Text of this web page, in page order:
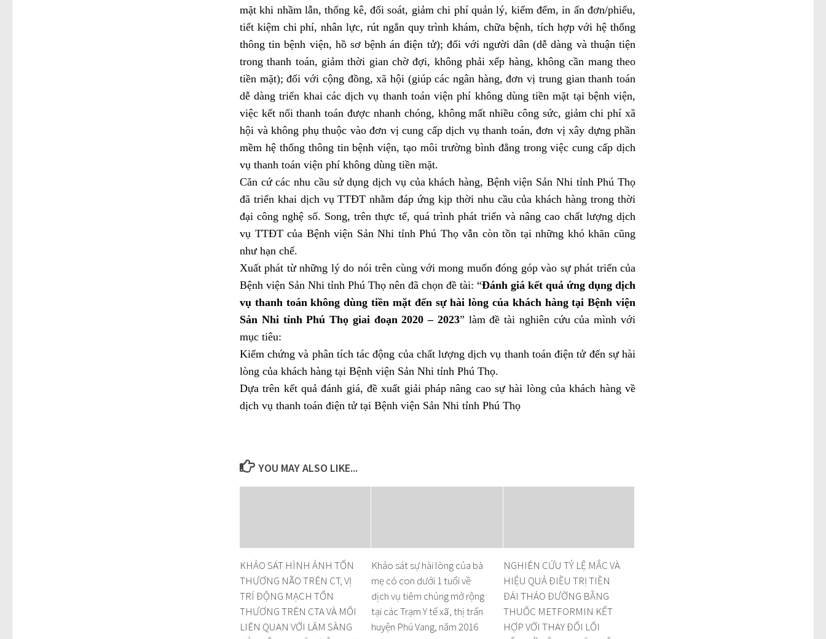
mặt khi nhầm lẫn, thống kê, đối soát, giảm chi phí quản lý, kiểm đếm, in ấn đơn/phiếu,
tiết kiệm chi phí, nhân lực, rút ngắn quy trình khám, chữa bệnh, tích hợp với hệ thống
thông tin bệnh viện, hồ sơ bệnh án điện tử); đối với người dân (dễ dàng và thuận tiện
trong thanh toán, giảm thời gian chờ đợi, không phải xếp hàng, không cần mang theo
tiền mặt); đối với cộng đồng, xã hội (giúp các ngân hàng, đơn vị trung gian thanh toán
dễ dàng triển khai các dịch vụ thanh toán viện phí không dùng tiền mặt tại bệnh viện,
việc kết nối thanh toán được nhanh chóng, không mất nhiều công sức, giảm chi phí xã
hội và không phụ thuộc vào đơn vị cung cấp dịch vụ thanh toán, đơn vị xây dựng phần
mềm hệ thống thông tin bệnh viện, tạo môi trường bình đẳng trong việc cung cấp dịch
vụ thanh toán viện phí không dùng tiền mặt.
Căn cứ các nhu cầu sử dụng dịch vụ của khách hàng, Bệnh viện Sản Nhi tỉnh Phú Thọ
đã triển khai dịch vụ TTĐT nhằm đáp ứng kịp thời nhu cầu của khách hàng trong thời
đại công nghệ số. Song, trên thực tế, quá trình phát triển và nâng cao chất lượng dịch
vụ TTĐT của Bệnh viện Sản Nhi tỉnh Phú Thọ vẫn còn tồn tại những khó khăn cũng
như hạn chế.
Xuất phát từ những lý do nói trên cùng với mong muốn đóng góp vào sự phát triển của
Bệnh viện Sản Nhi tỉnh Phú Thọ nên đã chọn đề tài: “Đánh giá kết quả ứng dụng dịch
vụ thanh toán không dùng tiền mặt đến sự hài lòng của khách hàng tại Bệnh viện
Sản Nhi tỉnh Phú Thọ giai đoạn 2020 – 2023” làm đề tài nghiên cứu của mình với
mục tiêu:
Kiểm chứng và phân tích tác động của chất lượng dịch vụ thanh toán điện tử đến sự hài
lòng của khách hàng tại Bệnh viện Sản Nhi tỉnh Phú Thọ.
Dựa trên kết quả đánh giá, đề xuất giải pháp nâng cao sự hài lòng của khách hàng về
dịch vụ thanh toán điện tử tại Bệnh viện Sản Nhi tỉnh Phú Thọ
YOU MAY ALSO LIKE...
KHẢO SÁT HÌNH ẢNH TỔN
THƯƠNG NÃO TRÊN CT, VỊ
TRÍ ĐỘNG MẠCH TỔN
THƯƠNG TRÊN CTA VÀ MỐI
LIÊN QUAN VỚI LÂM SÀNG
Khảo sát sự hài lòng của bà
mẹ có con dưới 1 tuổi về
dịch vụ tiêm chủng mở rộng
tại các Trạm Y tế xã, thị trấn
huyện Phú Vang, năm 2016
NGHIÊN CỨU TỶ LỆ MẮC VÀ
HIỆU QUẢ ĐIỀU TRỊ TIỀN
ĐÁI THÁO ĐƯỜNG BẰNG
THUỐC METFORMIN KẾT
HỢP VỚI THAY ĐỔI LỐI